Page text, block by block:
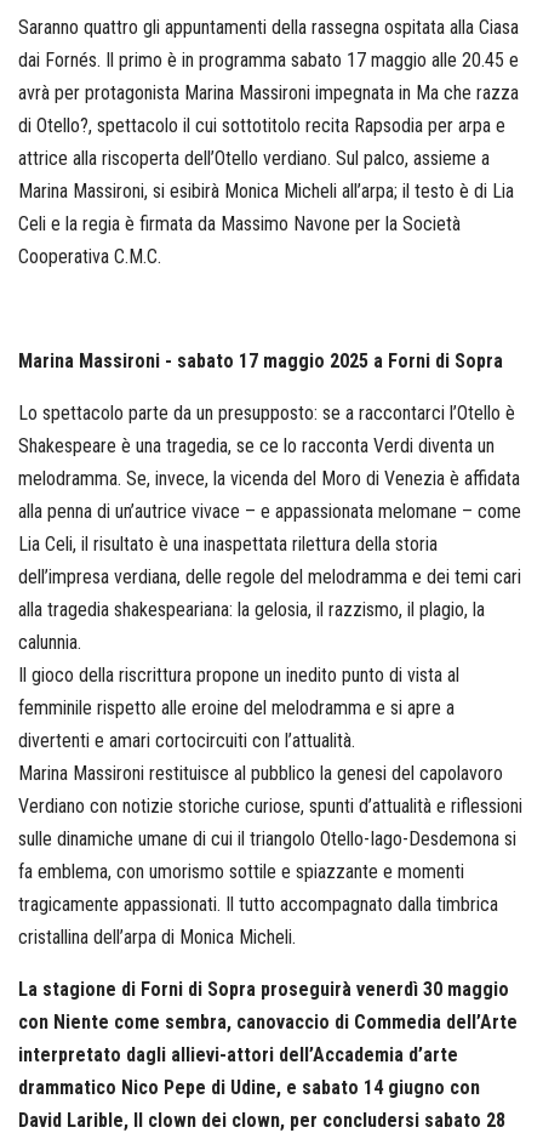
Saranno quattro gli appuntamenti della rassegna ospitata alla Ciasa
dai Fornés. Il primo è in programma sabato 17 maggio alle 20.45 e
avrà per protagonista Marina Massironi impegnata in Ma che razza
di Otello?, spettacolo il cui sottotitolo recita Rapsodia per arpa e
attrice alla riscoperta dell’Otello verdiano. Sul palco, assieme a
Marina Massironi, si esibirà Monica Micheli all’arpa; il testo è di Lia
Celi e la regia è firmata da Massimo Navone per la Società
Cooperativa C.M.C.
Marina Massironi - sabato 17 maggio 2025 a Forni di Sopra
Lo spettacolo parte da un presupposto: se a raccontarci l’Otello è
Shakespeare è una tragedia, se ce lo racconta Verdi diventa un
melodramma. Se, invece, la vicenda del Moro di Venezia è affidata
alla penna di un’autrice vivace – e appassionata melomane – come
Lia Celi, il risultato è una inaspettata rilettura della storia
dell’impresa verdiana, delle regole del melodramma e dei temi cari
alla tragedia shakespeariana: la gelosia, il razzismo, il plagio, la
calunnia.
Il gioco della riscrittura propone un inedito punto di vista al
femminile rispetto alle eroine del melodramma e si apre a
divertenti e amari cortocircuiti con l’attualità.
Marina Massironi restituisce al pubblico la genesi del capolavoro
Verdiano con notizie storiche curiose, spunti d’attualità e riflessioni
sulle dinamiche umane di cui il triangolo Otello-Iago-Desdemona si
fa emblema, con umorismo sottile e spiazzante e momenti
tragicamente appassionati. Il tutto accompagnato dalla timbrica
cristallina dell’arpa di Monica Micheli.
La stagione di Forni di Sopra proseguirà venerdì 30 maggio
con Niente come sembra, canovaccio di Commedia dell’Arte
interpretato dagli allievi-attori dell’Accademia d’arte
drammatico Nico Pepe di Udine, e sabato 14 giugno con
David Larible, Il clown dei clown, per concludersi sabato 28